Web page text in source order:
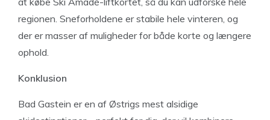
regionen. Sneforholdene er stabile hele vinteren, og
der er masser af muligheder for både korte og længere
ophold.
Konklusion
Bad Gastein er en af Østrigs mest alsidige